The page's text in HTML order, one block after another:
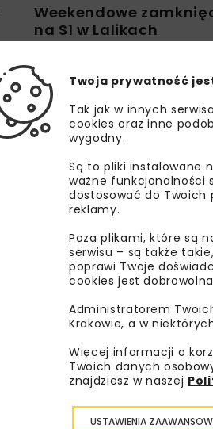
Weekendowe
na S1 w Lalikach
Twoja prywatność
Tak jak w innych
cookies oraz inne
wygodny.
Są to pliki instalowane
ważne funkcjonalności
dostosować do Twoich
reklamy.
Poza plikami, które są
serwisu – są także
poprawi Twoje
cookies jest
Administratorem
Krakowie, a w
Więcej informacji o
Twoich danych
znajdziesz w naszej
USTAWIENIA